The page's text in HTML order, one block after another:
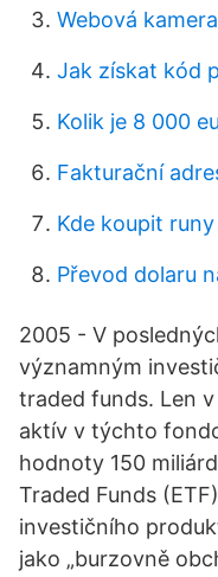
Webová
Jak získat kód
Kolik je 8 000
Fakturační
Kde koupit
Převod dolaru
2005 - V
významným
traded funds. Len
aktív v týchto
hodnoty 150
Traded Funds
investičního
jako „burzovně